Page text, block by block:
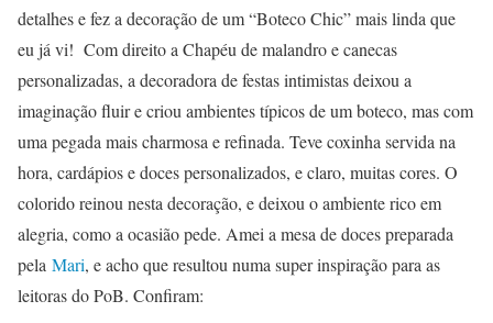
detalhes e fez a decoração de um “Boteco Chic” mais linda que
eu já vi! Com direito a Chapéu de malandro e canecas
personalizadas, a decoradora de festas intimistas deixou a
imaginação fluir e criou ambientes típicos de um boteco, mas com
uma pegada mais charmosa e refinada. Teve coxinha servida na
hora, cardápios e doces personalizados, e claro, muitas cores. O
colorido reinou nesta decoração, e deixou o ambiente rico em
alegria, como a ocasião pede. Amei a mesa de doces preparada
pela Mari, e acho que resultou numa super inspiração para as
leitoras do PoB. Confiram: